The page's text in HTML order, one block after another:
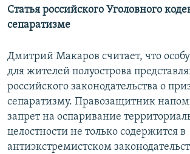
Статья российского Уголовного
сепаратизме
Дмитрий Макаров считает, что
для жителей полуострова
российского законодательства о
сепаратизму. Правозащитник
запрет на оспаривание
целостности не только содержится в
антиэкстремистском